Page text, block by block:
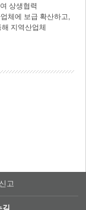
상생협력
체에 보급 확산하고,
지역산업체
고